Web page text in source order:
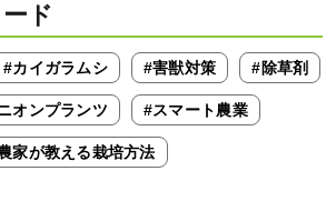
ド
#カイガラムシ #害獣対策 #除草剤
オンプランツ #スマート農業
家が教える栽培方法